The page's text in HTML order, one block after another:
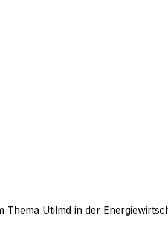
Thema Utilmd in der